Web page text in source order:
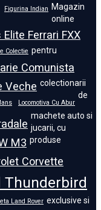
Figurina Indian
Ferrari FXX
Colectie
Comunista
Veche
Locomotiva Cu Abur
M3
Corvette
Thunderbird
Land Rover
Magazin
online
pentru
colectionarii
de
machete auto si
jucarii, cu
produse
exclusive si